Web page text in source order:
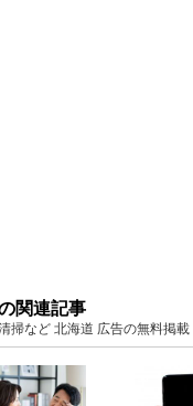
関連記事
掃など 北海道 広告の無料掲